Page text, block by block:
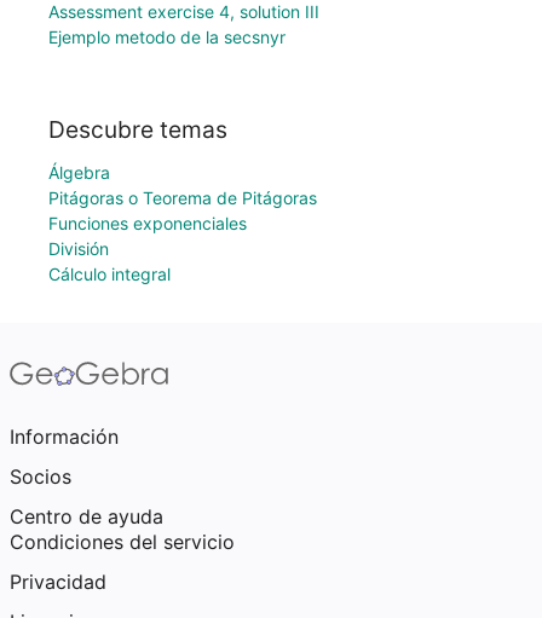
Assessment exercise 4, solution III
Ejemplo metodo de la secsnyr
Descubre temas
Álgebra
Pitágoras o Teorema de Pitágoras
Funciones exponenciales
División
Cálculo integral
Información
Socios
Centro de ayuda
Condiciones del servicio
Privacidad